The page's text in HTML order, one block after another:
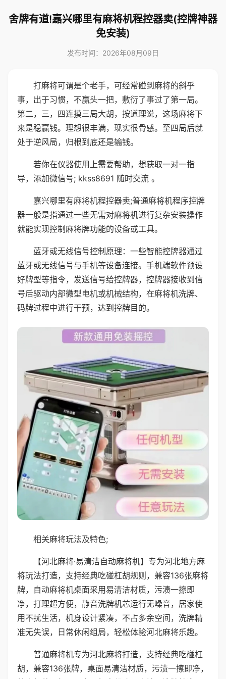
舍牌有道!嘉兴哪里有麻将机程控器卖(控牌神器
免安装)
发布时间：2026年08月09日
打麻将可谓是个老手，可经常碰到麻将的斜乎
事，出于习惯，不赢头一把，敷衍了事过了第一局。
第二，三，四连摸三局大胡，按道理说，这场麻将下
来是稳赢钱。理想很丰满，现实很骨感。至四局后就
处于逆风局，归根到底还是输钱。
若你在仪器使用上需要帮助，想获取一对一指
导，添加微信号; kkss8691 随时交流 。
嘉兴哪里有麻将机程控器卖;普通麻将机程序控牌
器一般是指通过一些无需对麻将机进行复杂安装操作
就能实现控制麻将牌功能的设备或工具。
蓝牙或无线信号控制原理：一些智能控牌器通过
蓝牙或无线信号与手机等设备连接。手机端软件预设
好牌型等指令，发送信号给控牌器，控牌器接收到信
号后驱动内部微型电机或机械结构，在麻将机洗牌、
码牌过程中进行干预，达到控牌目的。
相关麻将玩法及特色;
【河北麻将·易清洁自动麻将机】专为河北地方麻
将玩法打造，支持经典吃碰杠胡规则，兼容136张麻将
牌，自动麻将机桌面采用易清洁材质，污渍一擦即
净，打理超方便，静音洗牌机芯运行无噪音，居家使
用不扰生活，机身设计紧凑，不占多余空间，洗牌精
准无失误，日常休闲组局，轻松体验河北麻将乐趣。
普通麻将机专为河北麻将打造，支持经典吃碰杠
胡，兼容136张牌，桌面易清洁材质，污渍一擦即净，